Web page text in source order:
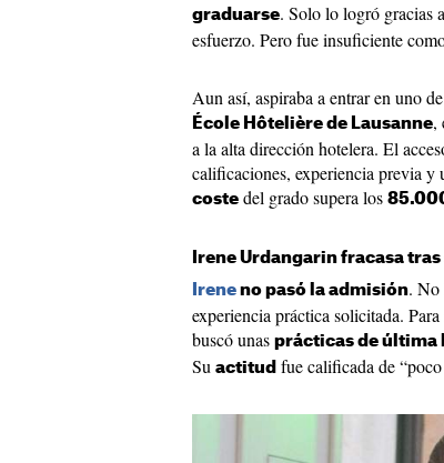
graduarse. Solo lo logró gracias
esfuerzo. Pero fue insuficiente
Aun así, aspiraba a entrar en uno
École Hôtelière de Lausanne,
a la alta dirección hotelera. El
calificaciones, experiencia previa y
coste del grado supera los
Irene Urdangarin fracasa
Irene no pasó la admisión. No
experiencia práctica solicitada.
buscó unas prácticas de última
Su actitud fue calificada de